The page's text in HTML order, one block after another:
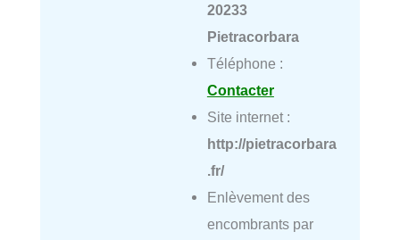
20233
Pietracorbara
Téléphone :
Contacter
Site internet :
http://pietracorbara
.fr/
Enlèvement des
encombrants par